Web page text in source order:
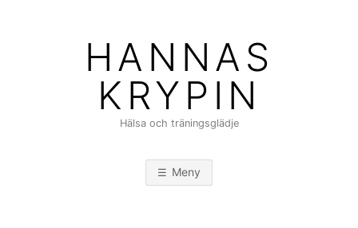
HANNAS
KRYPIN
Hälsa och träningsglädje
Meny